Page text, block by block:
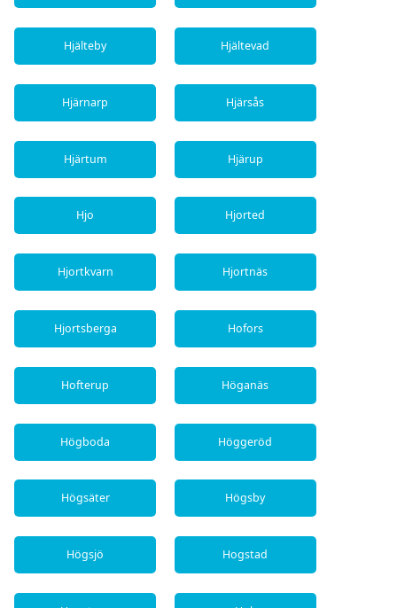
Hjälteby Hjältevad
Hjärnarp Hjärsås
Hjärtum Hjärup
Hjo Hjorted
Hjortkvarn Hjortnäs
Hjortsberga Hofors
Hofterup Höganäs
Högboda Höggeröd
Högsäter Högsby
Högsjö Hogstad